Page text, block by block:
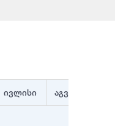
ივლისი აგვისტო